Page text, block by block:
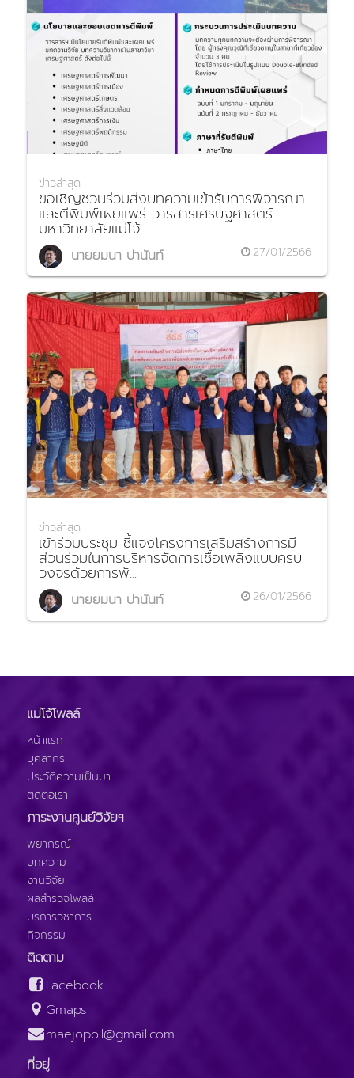
ข่าวล่าสุด
ขอเชิญชวนร่วมส่งบทความเข้ารับการพิจารณา
และตีพิมพ์เผยแพร่ วารสารเศรษฐศาสตร์
มหาวิทยาลัยแม่โจ้
นายยมนา ปานันท์ 27/01/2566
ข่าวล่าสุด
เข้าร่วมประชุม ชี้แจงโครงการเสริมสร้างการมี
ส่วนร่วมในการบริหารจัดการเชื้อเพลิงแบบครบ
วงจรด้วยการพั...
นายยมนา ปานันท์ 26/01/2566
แม่โจ้โพลล์
หน้าแรก
บุคลากร
ประวัติความเป็นมา
ติดต่อเรา
ภาระงานศูนย์วิจัยฯ
พยากรณ์
บทความ
งานวิจัย
ผลสำรวจโพลล์
บริการวิชาการ
กิจกรรม
ติดตาม
Facebook
Gmaps
maejopoll@gmail.com
ที่อยู่